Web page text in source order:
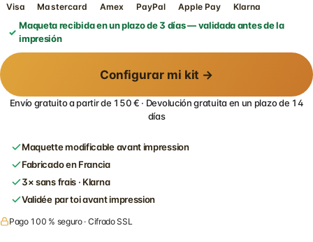
Visa Mastercard Amex PayPal Apple Pay Klarna
Maqueta recibida en un plazo de 3 días — validada antes de la
impresión
Configurar mi kit →
Envío gratuito a partir de 150 € · Devolución gratuita en un plazo de 14
días
Maquette modificable avant impression
Fabricado en Francia
3× sans frais · Klarna
Validée par toi avant impression
Pago 100 % seguro · Cifrado SSL